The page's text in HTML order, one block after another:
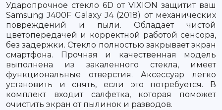
Ударопрочное стекло 6D от VIXION защитит ваш
Samsung J400F Galaxy J4 (2018) от механических
повреждений и пыли. Обладает чистой
цветопередачей и корректной работой сенсора,
без задержки. Стекло полностью закрывает экран
смартфона. Прочная и качественная модель
выполнена из закаленного стекла, имеет
функциональные отверстия. Аксессуар легко
установить и снять, если это потребуется. В
комплект входит салфетка, которая поможет
очистить экран от пылинок и разводов.